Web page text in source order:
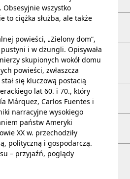
Obsesyjnie wszystko
to ciężka służba, ale także
powieści, „Zielony dom”,
i w dżungli. Opisywała
skupionych wokół domu
powieści, zwłaszcza
się kluczową postacią
lat 60. i 70., który
Márquez, Carlos Fuentes i
narracyjne wysokiego
państw Ameryki
XX w. przechodziły
polityczną i gospodarczą.
– przyjaźń, poglądy